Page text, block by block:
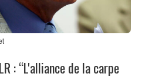
: “L'alliance de la carpe